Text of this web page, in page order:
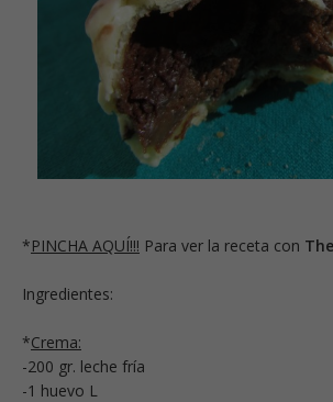
*PINCHA AQUÍ!!! Para ver la receta con
Ingredientes:
*Crema:
-200 gr. leche fría
-1 huevo L